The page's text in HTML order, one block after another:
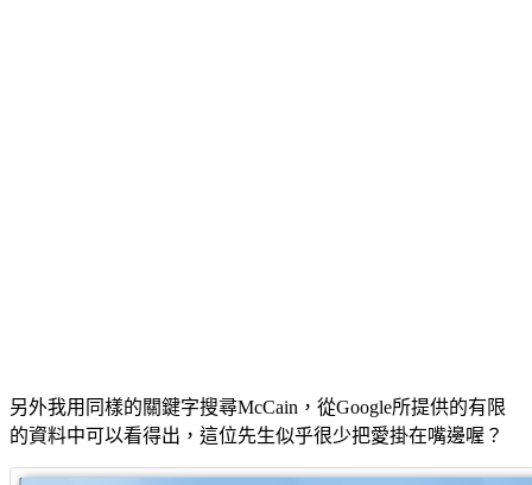
另外我用同樣的關鍵字搜尋McCain，從Google所提供的有限
的資料中可以看得出，這位先生似乎很少把愛掛在嘴邊喔？